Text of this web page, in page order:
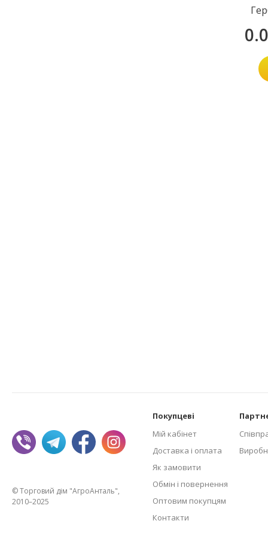
© Торговий дім "АгроАнталь",
2010–2025
Покупцеві
Мій кабінет
Доставка і оплата
Як замовити
Обмін і повернення
Оптовим покупцям
Контакти